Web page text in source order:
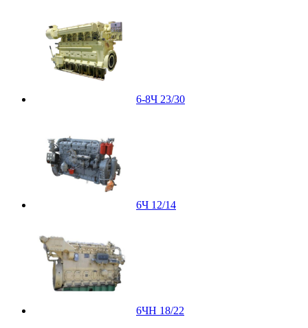
6-8Ч 23/30
6Ч 12/14
6ЧН 18/22